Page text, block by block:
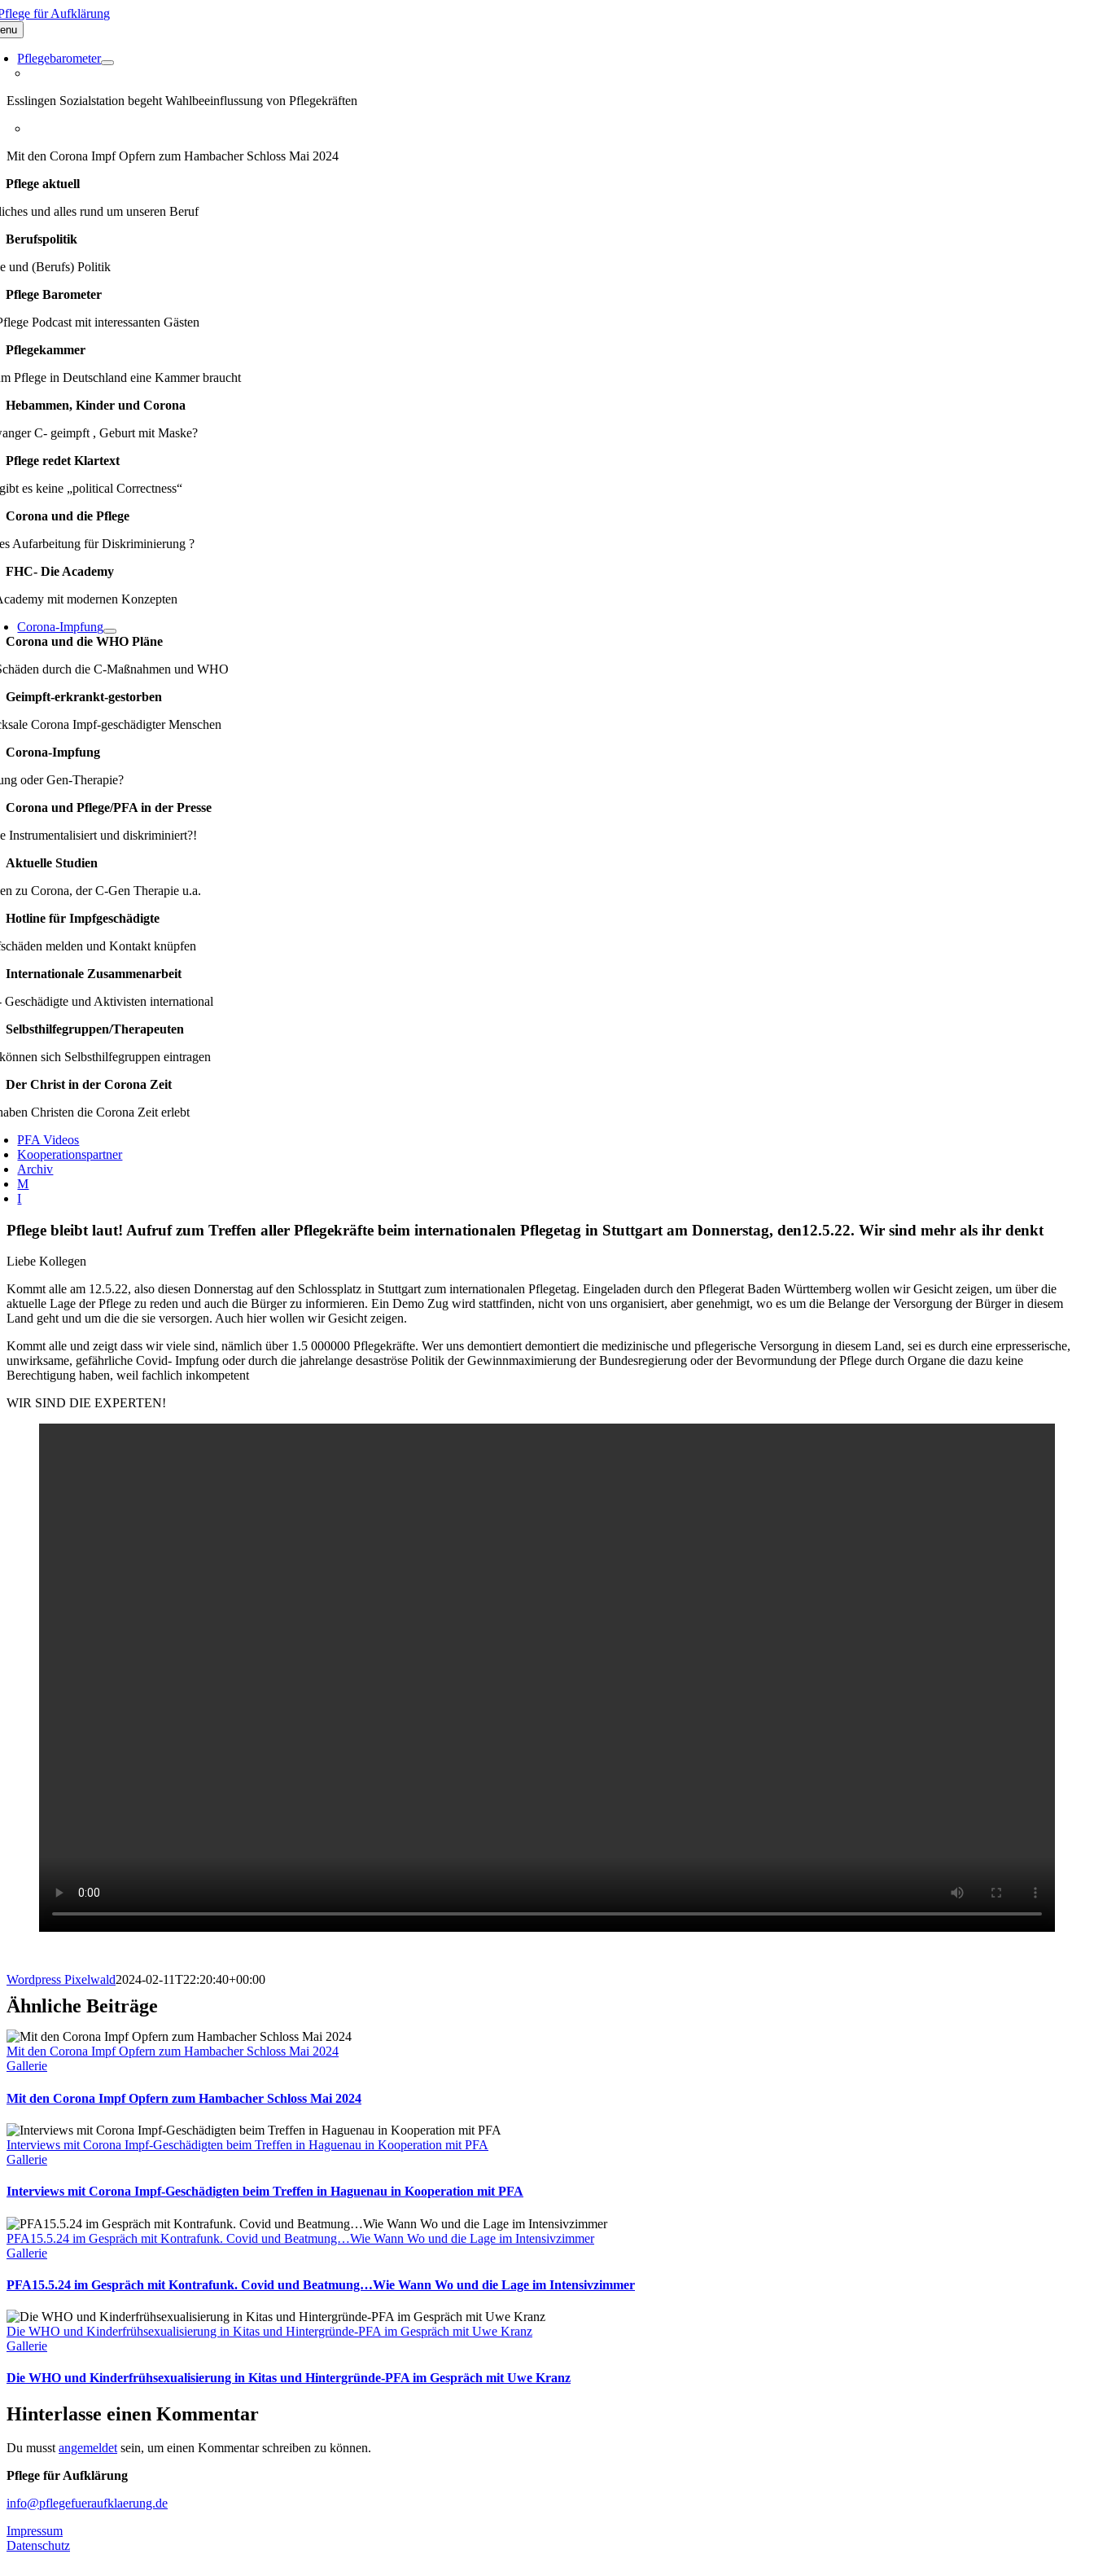
Zum
Inhalt
springen
Pflegebarometer
Esslingen Sozialstation begeht Wahlbeeinflussung von Pflegekräften
Mit den Corona Impf Opfern zum Hambacher Schloss Mai 2024
Pflege aktuell
und alles rund um unseren Beruf
Berufspolitik
und (Berufs) Politik
Pflege Barometer
Podcast mit interessanten Gästen
Pflegekammer
Pflege in Deutschland eine Kammer braucht
Hebammen, Kinder und Corona
C- geimpft , Geburt mit Maske?
Pflege redet Klartext
es keine „political Correctness“
Corona und die Pflege
Aufarbeitung für Diskriminierung ?
FHC- Die Academy
mit modernen Konzepten
Corona-Impfung
Corona und die WHO Pläne
durch die C-Maßnahmen und WHO
Geimpft-erkrankt-gestorben
Corona Impf-geschädigter Menschen
Corona-Impfung
oder Gen-Therapie?
Corona und Pflege/PFA in der Presse
Instrumentalisiert und diskriminiert?!
Aktuelle Studien
zu Corona, der C-Gen Therapie u.a.
Hotline für Impfgeschädigte
melden und Kontakt knüpfen
Internationale Zusammenarbeit
Geschädigte und Aktivisten international
Selbsthilfegruppen/Therapeuten
sich Selbsthilfegruppen eintragen
Der Christ in der Corona Zeit
Christen die Corona Zeit erlebt
PFA Videos
Kooperationspartner
Archiv
M
I
Pflege bleibt laut! Aufruf zum Treffen aller Pflegekräfte beim internationalen Pflegetag in Stuttgart am Donnerstag, den12.5.22. Wir sind mehr als ihr denkt
Liebe Kollegen
Kommt alle am 12.5.22, also diesen Donnerstag auf den Schlossplatz in Stuttgart zum internationalen Pflegetag. Eingeladen durch den Pflegerat Baden Württemberg wollen wir Gesicht zeigen, um über die
aktuelle Lage der Pflege zu reden und auch die Bürger zu informieren. Ein Demo Zug wird stattfinden, nicht von uns organisiert, aber genehmigt, wo es um die Belange der Versorgung der Bürger in diesem
Land geht und um die die sie versorgen. Auch hier wollen wir Gesicht zeigen.
Kommt alle und zeigt dass wir viele sind, nämlich über 1.5 000000 Pflegekräfte. Wer uns demontiert demontiert die medizinische und pflegerische Versorgung in diesem Land, sei es durch eine erpresserische,
unwirksame, gefährliche Covid- Impfung oder durch die jahrelange desaströse Politik der Gewinnmaximierung der Bundesregierung oder der Bevormundung der Pflege durch Organe die dazu keine
Berechtigung haben, weil fachlich inkompetent
WIR SIND DIE EXPERTEN!
Wordpress Pixelwald2024-02-11T22:20:40+00:00
Ähnliche Beiträge
Mit den Corona Impf Opfern zum Hambacher Schloss Mai 2024
Gallerie
Mit den Corona Impf Opfern zum Hambacher Schloss Mai 2024
Interviews mit Corona Impf-Geschädigten beim Treffen in Haguenau in Kooperation mit PFA
Gallerie
Interviews mit Corona Impf-Geschädigten beim Treffen in Haguenau in Kooperation mit PFA
PFA15.5.24 im Gespräch mit Kontrafunk. Covid und Beatmung…Wie Wann Wo und die Lage im Intensivzimmer
Gallerie
PFA15.5.24 im Gespräch mit Kontrafunk. Covid und Beatmung…Wie Wann Wo und die Lage im Intensivzimmer
Die WHO und Kinderfrühsexualisierung in Kitas und Hintergründe-PFA im Gespräch mit Uwe Kranz
Gallerie
Die WHO und Kinderfrühsexualisierung in Kitas und Hintergründe-PFA im Gespräch mit Uwe Kranz
Hinterlasse einen Kommentar
Du musstangemeldetsein, um einen Kommentar schreiben zu können.
Pflege für Aufklärung
info@pflegefueraufklaerung.de
Impressum
Datenschutz